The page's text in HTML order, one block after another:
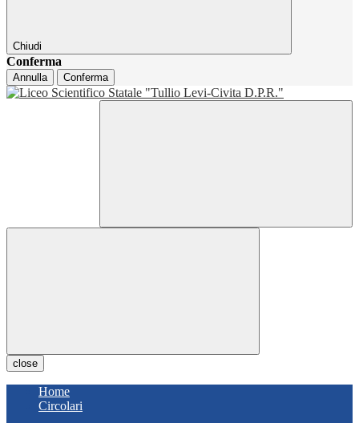
Chiudi
Conferma
Annulla Conferma
close
Home
Circolari